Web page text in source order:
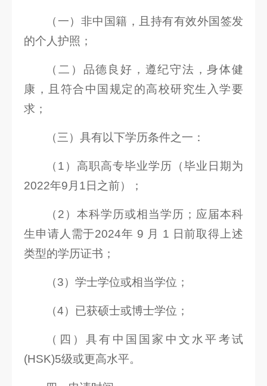
（一）非中国籍，且持有有效外国签发
的个人护照；
（二）品德良好，遵纪守法，身体健
康，且符合中国规定的高校研究生入学要
求；
（三）具有以下学历条件之一：
（1）高职高专毕业学历（毕业日期为
2022年9月1日之前）；
（2）本科学历或相当学历；应届本科
生申请人需于2024年 9 月 1 日前取得上述
类型的学历证书；
（3）学士学位或相当学位；
（4）已获硕士或博士学位；
（四）具有中国国家中文水平考试
(HSK)5级或更高水平。